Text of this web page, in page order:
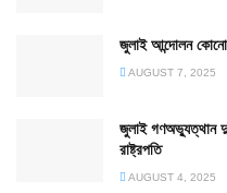
জুলাই আন্দোলন কোনো
AUGUST 7, 2025
জুলাই গণঅভ্যুত্থান
রাষ্ট্রপতি
AUGUST 4, 2025